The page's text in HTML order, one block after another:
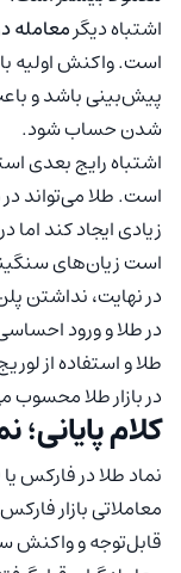
اشتباه دیگرمعامله
است. واکنش اولیه
پیش‌بینی باشد و
شدن حساب شود.
اشتباه رایج بعدی
است. طلا می‌تواند
زیادی ایجاد کند
است زیان‌های
در نهایت، نداشتن
در طلا و ورود
طلا و استفاده از
در بازار طلا
کلام
معاملاتی بازار
قابل‌توجه و واکنش